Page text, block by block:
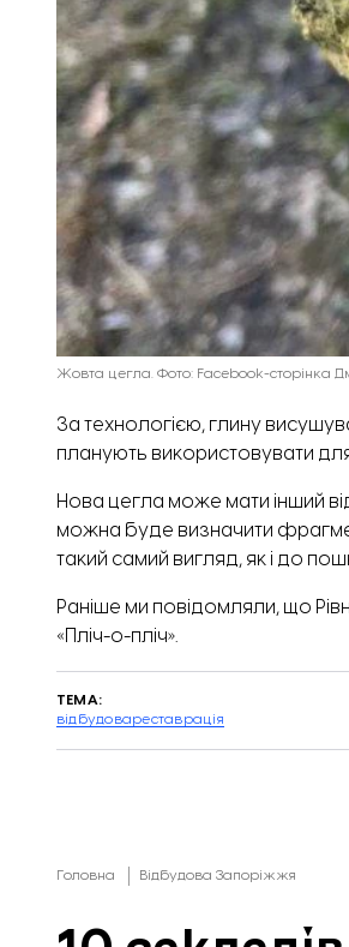
Жовта цегла. Фото: Facebook-сторінка
За технологією, глину
планують використовувати
Нова цегла може мати інший
можна буде визначити
такий самий вигляд, як і до
Раніше ми повідомляли, що
«Пліч-о-пліч».
ТЕМА:
відбудовареставрація
Головна Відбудова Запоріжжя